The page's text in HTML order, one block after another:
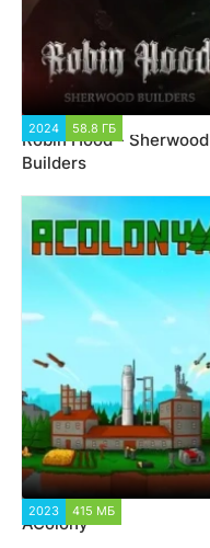
2024 58.8 ГБ
Robin Hood - Sherwood
Builders
2023 415 МБ
AColony